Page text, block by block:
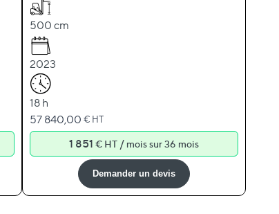
500 cm
2023
18 h
57 840,00 € HT
1 851 € HT / mois sur 36 mois
Demander un devis